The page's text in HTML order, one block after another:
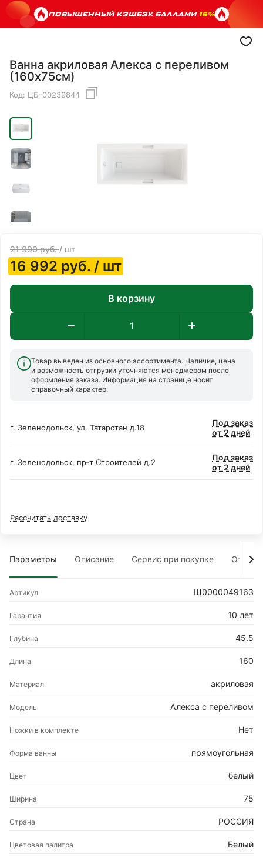
ПОВЫШЕННЫЙ КЭШБЭК БАЛЛАМИ15%
Ванна акриловая Алекса с переливом
(160х75см)
Код: ЦБ-00239844
21 990руб. / шт
16 992 руб. / шт
В корзину
Товар выведен из основного ассортимента. Наличие, цена
и возможность отгрузки уточняются менеджером после
оформления заказа. Информация на странице носит
справочный характер.
г. Зеленодольск, ул. Татарстан д.18
Под заказ
от 2 дней
г. Зеленодольск, пр‑т Строителей д.2
Под заказ
от 2 дней
Рассчитать доставку
Параметры Описание Сервис при покупке Отзывы
Артикул Щ0000049163
Гарантия 10 лет
Глубина 45.5
Длина 160
Материал акриловая
Модель Алекса с переливом
Ножки в комплекте Нет
Форма ванны прямоугольная
Цвет белый
Ширина 75
Страна РОССИЯ
Цветовая палитра Белый